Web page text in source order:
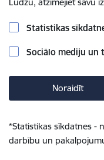
Statistikas
Sociālo mediju un
Noraidīt
*Statistikas sīkdatnes -
darbību un